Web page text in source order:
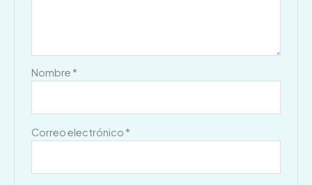
Nombre *
Correo electrónico *